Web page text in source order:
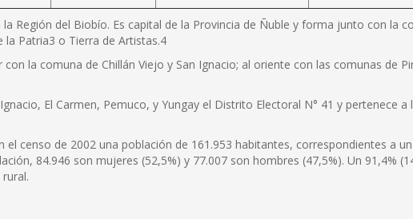
Región del Biobío. Es capital de la Provincia de Ñuble y forma junto con la
la Patria3 o Tierra de Artistas.4
la comuna de Chillán Viejo y San Ignacio; al oriente con las comunas de
El Carmen, Pemuco, y Yungay el Distrito Electoral N° 41 y pertenece a
el censo de 2002 una población de 161.953 habitantes, correspondientes a
84.946 son mujeres (52,5%) y 77.007 son hombres (47,5%). Un 91,4%